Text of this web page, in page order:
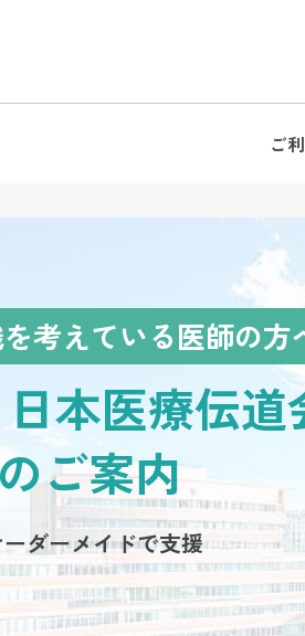
ご
を考えている医師の方
本医療伝
ご案内
ダーメイドで支援